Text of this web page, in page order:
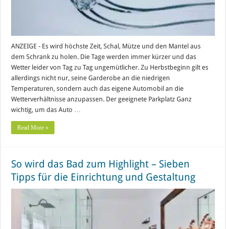
ANZEIGE - Es wird höchste Zeit, Schal, Mütze und den Mantel aus
dem Schrank zu holen. Die Tage werden immer kürzer und das
Wetter leider von Tag zu Tag ungemütlicher. Zu Herbstbeginn gilt es
allerdings nicht nur, seine Garderobe an die niedrigen
Temperaturen, sondern auch das eigene Automobil an die
Wetterverhältnisse anzupassen. Der geeignete Parkplatz Ganz
wichtig, um das Auto …
Read More »
So wird das Bad zum Highlight – Sieben
Tipps für die Einrichtung und Gestaltung